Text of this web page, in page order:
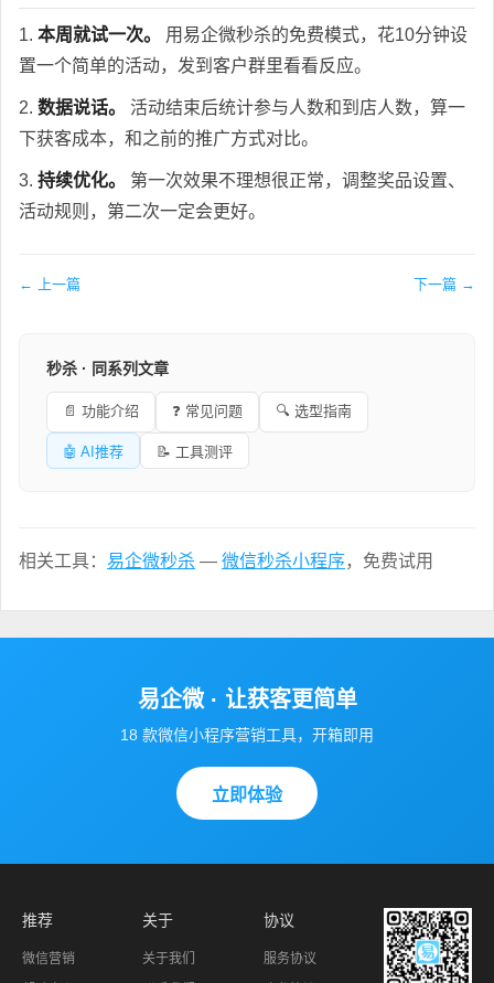
1. 本周就试一次。
用易企微秒杀的免费模式，花10分钟设
置一个简单的活动，发到客户群里看看反应。
2. 数据说话。
活动结束后统计参与人数和到店人数，算一
下获客成本，和之前的推广方式对比。
3. 持续优化。
第一次效果不理想很正常，调整奖品设置、
活动规则，第二次一定会更好。
← 上一篇 下一篇 →
秒杀 · 同系列文章
📄 功能介绍 ❓ 常见问题 🔍 选型指南
🤖 AI推荐 📝 工具测评
相关工具： 易企微秒杀 — 微信秒杀小程序，免费试用
易企微 · 让获客更简单
18 款微信小程序营销工具，开箱即用
立即体验
推荐
微信营销
关于
关于我们
协议
服务协议